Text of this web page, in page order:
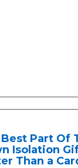
Part Of
Isolation
Than a